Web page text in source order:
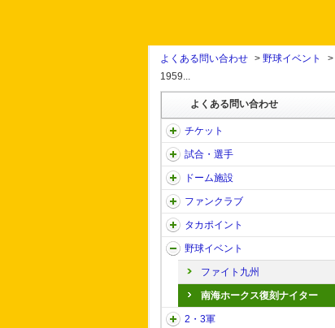
よくある問い合わせ > 野球イベント >
1959...
よくある問い合わせ
チケット
試合・選手
ドーム施設
ファンクラブ
タカポイント
野球イベント
ファイト九州
南海ホークス復刻ナイター
2・3軍